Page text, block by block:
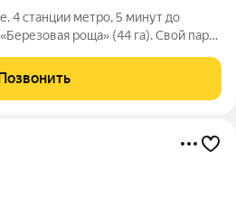
4 станции метро, 5 минут до
роща» (44 га). Свой парк
ВкусВилл, и т.д. Ходынка